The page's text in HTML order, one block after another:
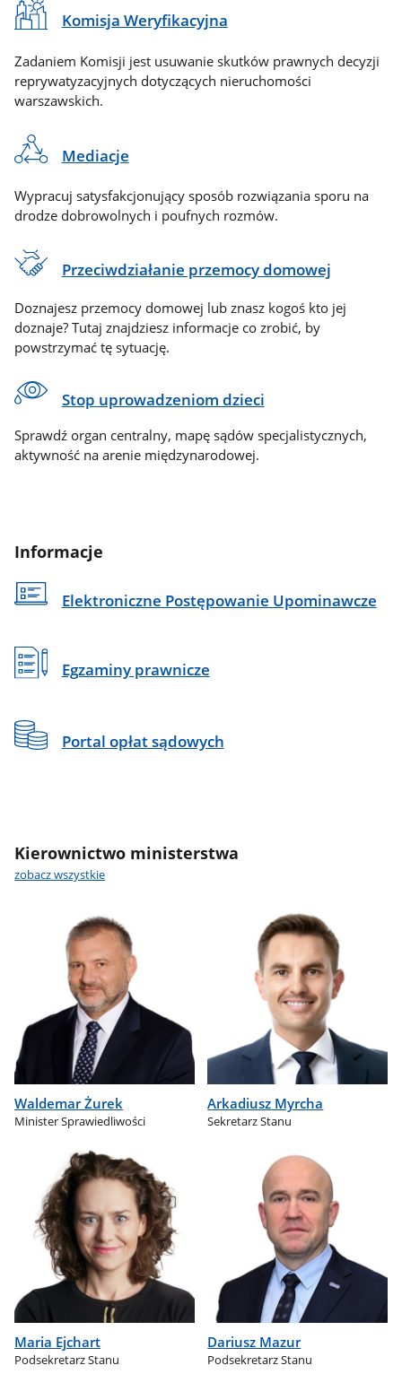
Komisja Weryfikacyjna
Zadaniem Komisji jest usuwanie skutków prawnych decyzji
reprywatyzacyjnych dotyczących nieruchomości
warszawskich.
Mediacje
Wypracuj satysfakcjonujący sposób rozwiązania sporu na
drodze dobrowolnych i poufnych rozmów.
Przeciwdziałanie przemocy domowej
Doznajesz przemocy domowej lub znasz kogoś kto jej
doznaje? Tutaj znajdziesz informacje co zrobić, by
powstrzymać tę sytuację.
Stop uprowadzeniom dzieci
Sprawdź organ centralny, mapę sądów specjalistycznych,
aktywność na arenie międzynarodowej.
Informacje
Elektroniczne Postępowanie Upominawcze
Egzaminy prawnicze
Portal opłat sądowych
Kierownictwo ministerstwa
zobacz wszystkie
Waldemar Żurek
Minister Sprawiedliwości
Arkadiusz Myrcha
Sekretarz Stanu
Maria Ejchart
Podsekretarz Stanu
Dariusz Mazur
Podsekretarz Stanu